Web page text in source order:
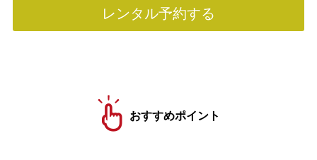
レンタル予約する
おすすめポイント